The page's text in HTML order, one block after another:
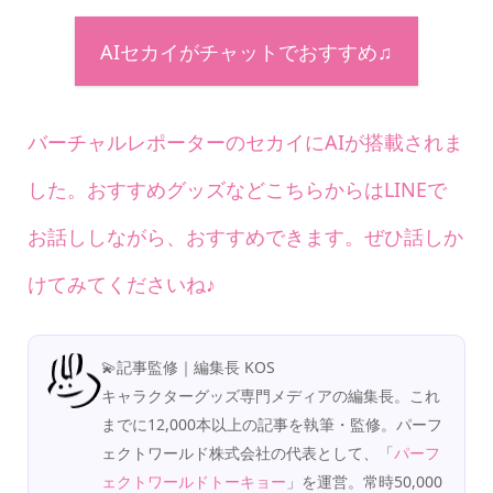
AIセカイがチャットでおすすめ♫
バーチャルレポーターのセカイにAIが搭載されま
した。おすすめグッズなどこちらからはLINEで
お話ししながら、おすすめできます。ぜひ話しか
けてみてくださいね♪
💫記事監修｜編集長 KOS
キャラクターグッズ専門メディアの編集長。これ
までに12,000本以上の記事を執筆・監修。パーフ
ェクトワールド株式会社の代表として、「パーフ
ェクトワールドトーキョー 」を運営。常時50,000